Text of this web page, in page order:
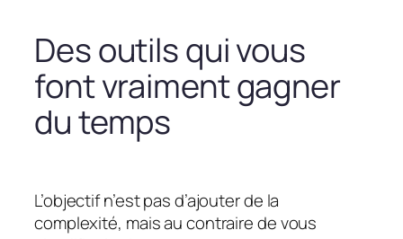
Des outils qui vous
font vraiment gagner
du temps
L’objectif n’est pas d’ajouter de la
complexité, mais au contraire de vous